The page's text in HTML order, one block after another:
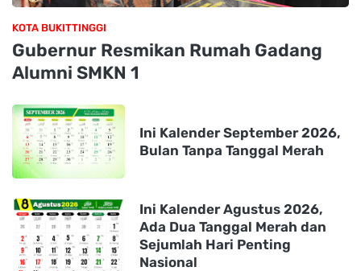
KOTA BUKITTINGGI
Gubernur Resmikan Rumah Gadang
Alumni SMKN 1
Ini Kalender September 2026,
Bulan Tanpa Tanggal Merah
Ini Kalender Agustus 2026,
Ada Dua Tanggal Merah dan
Sejumlah Hari Penting
Nasional